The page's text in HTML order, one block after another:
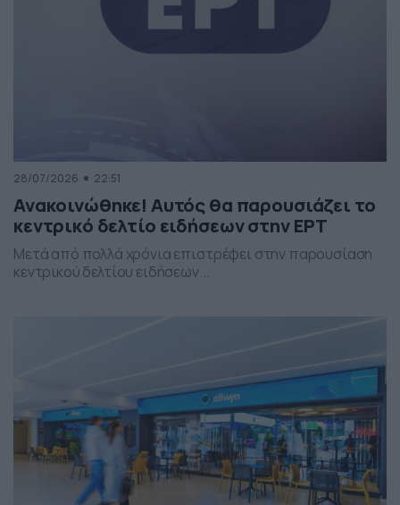
28/07/2026 22:51
Ανακοινώθηκε! Αυτός θα παρουσιάζει το
κεντρικό δελτίο ειδήσεων στην ΕΡΤ
Μετά από πολλά χρόνια επιστρέφει στην παρουσίαση
κεντρικού δελτίου ειδήσεων...